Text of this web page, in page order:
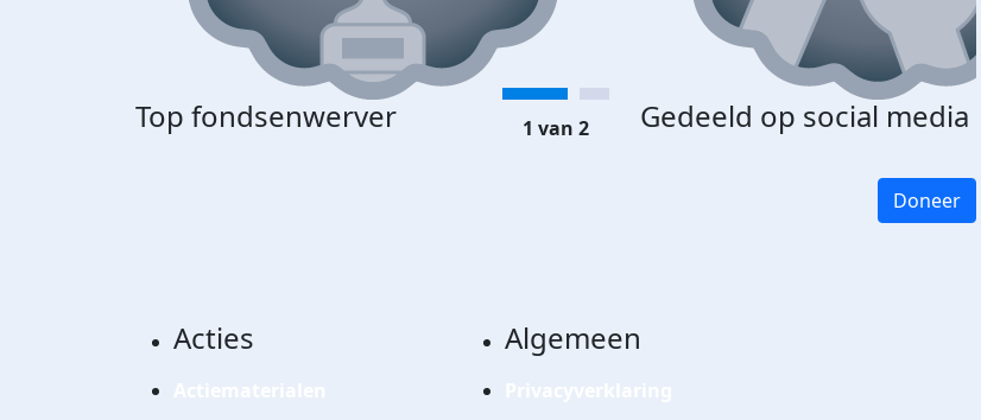
Top fondsenwerver Gedeeld op social media
1 van 2
Doneer
Acties Algemeen